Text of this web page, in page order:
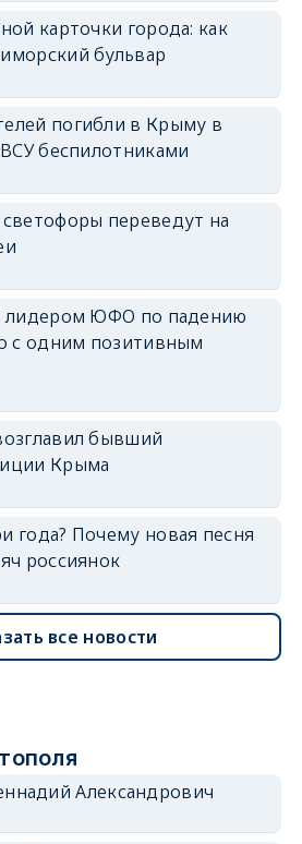
карточки города: как
бульвар
погибли в Крыму в
ВСУ беспилотниками
переведут на
лидером ЮФО по падению
с одним позитивным
бывший
Крыма
года? Почему новая песня
россиянок
все новости
Александрович